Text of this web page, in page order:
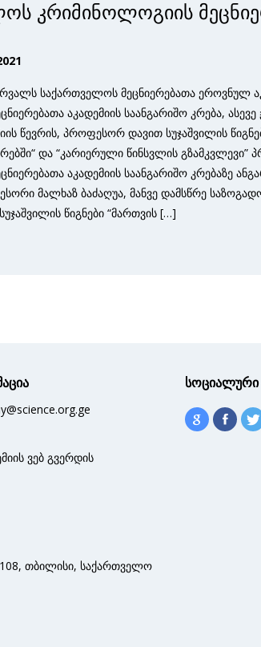
კრიმინოლოგიის
საქართველოს მეცნიერებათა ეროვნულ
აკადემიის საანგარიშო კრება,
წევრის, პროფესორ დავით სუჯაშვილის
და “კარიერული წინსვლის გზამკვლევი”
აკადემიის საანგარიშო კრებაზე
მალხაზ ბაძაღუა, მანვე დამსწრე
წიგნები “მართვის […]
ვებ გვერდის
თბილისი, საქართველო
სოციალური